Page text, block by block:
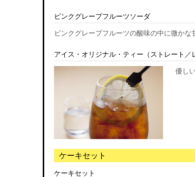
ピンクグレープフルーツソーダ
ピンクグレープフルーツの酸味の中に微かな
アイス・オリジナル・ティー（ストレート／
優し
ケーキセット
ケーキセット